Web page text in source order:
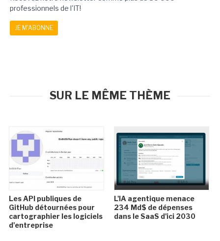
professionnels de l'IT!
JE M'ABONNE
SUR LE MÊME THÈME
Les API publiques de
GitHub détournées pour
cartographier les logiciels
d'entreprise
L'IA agentique menace
234 Md$ de dépenses
dans le SaaS d'ici 2030